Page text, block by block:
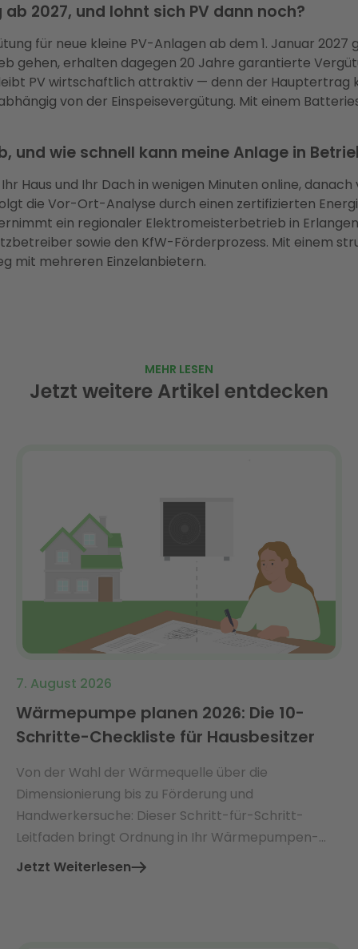
2027, und lohnt sich PV dann noch?
für neue kleine PV-Anlagen ab dem 1. Januar
gehen, erhalten dagegen 20 Jahre garantierte
PV wirtschaftlich attraktiv — denn der
von der Einspeisevergütung. Mit einem
und wie schnell kann meine Anlage in
Haus und Ihr Dach in wenigen Minuten online,
die Vor-Ort-Analyse durch einen zertifizierten
ein regionaler Elektromeisterbetrieb in
sowie den KfW-Förderprozess. Mit einem
mit mehreren Einzelanbietern.
MEHR LESEN
Jetzt weitere Artikel entdecken
7. August 2026
Wärmepumpe planen 2026: Die 10-
Schritte-Checkliste für Hausbesitzer
Von der Wahl der Wärmequelle über die
Dimensionierung bis zu Förderung und
Handwerkersuche: Dieser Schritt-für-Schritt-
Leitfaden bringt Ordnung in Ihr Wärmepumpen-
Projekt.
Jetzt Weiterlesen